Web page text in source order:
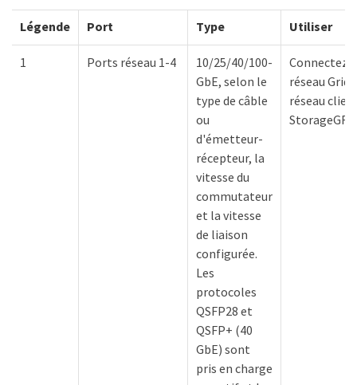
Légende Port Type Utiliser
1 Ports réseau 1-4
10/25/40/100-
GbE, selon le
type de câble
ou
d'émetteur-
récepteur, la
vitesse du
commutateur
et la vitesse
de liaison
configurée.
Les
protocoles
QSFP28 et
QSFP+ (40
GbE) sont
pris en charge
Connectez-
réseau Grid
réseau